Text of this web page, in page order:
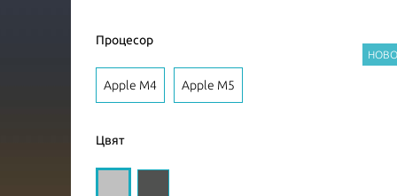
Процесор
Apple M4 Apple M5
Цвят